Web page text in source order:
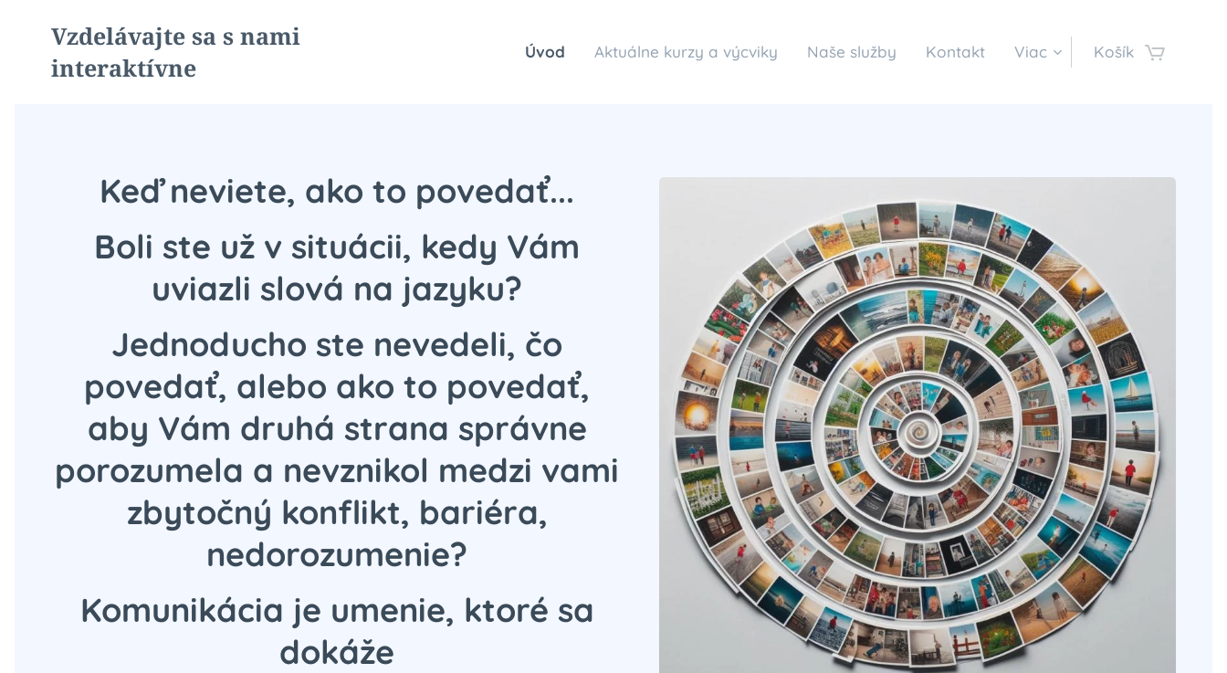
Vzdelávajte sa s nami
interaktívne
Úvod Aktuálne kurzy a výcviky Naše služby Kontakt Viac Košík
Keď neviete, ako to povedať...
Boli ste už v situácii, kedy Vám
uviazli slová na jazyku?
Jednoducho ste nevedeli, čo
povedať, alebo ako to povedať,
aby Vám druhá strana správne
porozumela a nevznikol medzi vami
zbytočný konflikt, bariéra,
nedorozumenie?
Komunikácia je umenie, ktoré sa
dokáže